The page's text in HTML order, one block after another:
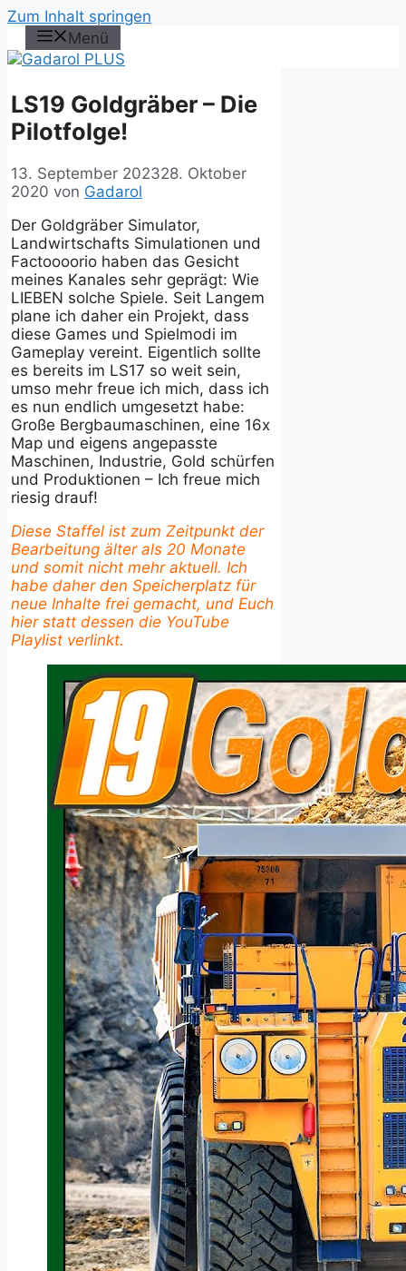
Zum Inhalt springen
Menü
LS19 Goldgräber – Die
Pilotfolge!
13. September 202328. Oktober
2020 von Gadarol
Der Goldgräber Simulator,
Landwirtschafts Simulationen und
Factoooorio haben das Gesicht
meines Kanales sehr geprägt: Wie
LIEBEN solche Spiele. Seit Langem
plane ich daher ein Projekt, dass
diese Games und Spielmodi im
Gameplay vereint. Eigentlich sollte
es bereits im LS17 so weit sein,
umso mehr freue ich mich, dass ich
es nun endlich umgesetzt habe:
Große Bergbaumaschinen, eine 16x
Map und eigens angepasste
Maschinen, Industrie, Gold schürfen
und Produktionen – Ich freue mich
riesig drauf!
Diese Staffel ist zum Zeitpunkt der
Bearbeitung älter als 20 Monate
und somit nicht mehr aktuell. Ich
habe daher den Speicherplatz für
neue Inhalte frei gemacht, und Euch
hier statt dessen die YouTube
Playlist verlinkt.